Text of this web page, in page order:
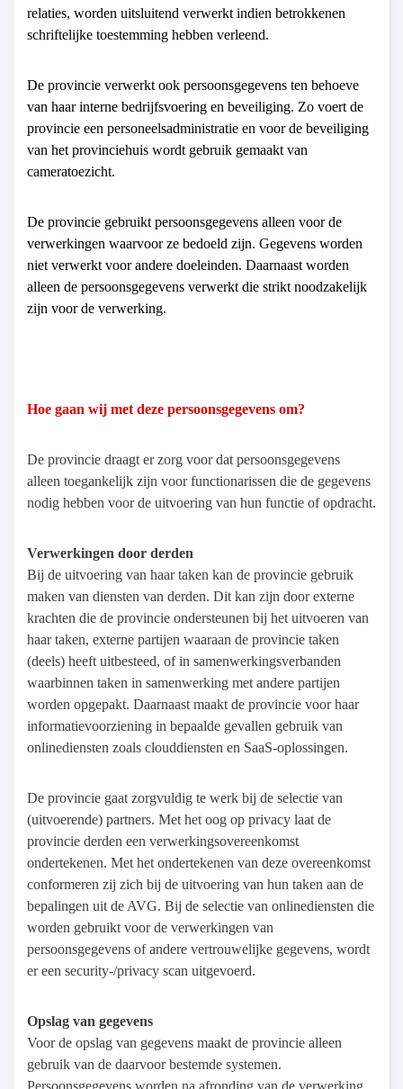
relaties, worden uitsluitend verwerkt indien betrokkenen
schriftelijke toestemming hebben verleend.
De provincie verwerkt ook persoonsgegevens ten behoeve
van haar interne bedrijfsvoering en beveiliging. Zo voert de
provincie een personeelsadministratie en voor de beveiliging
van het provinciehuis wordt gebruik gemaakt van
cameratoezicht.
De provincie gebruikt persoonsgegevens alleen voor de
verwerkingen waarvoor ze bedoeld zijn. Gegevens worden
niet verwerkt voor andere doeleinden. Daarnaast worden
alleen de persoonsgegevens verwerkt die strikt noodzakelijk
zijn voor de verwerking.
Hoe gaan wij met deze persoonsgegevens om?
De provincie draagt er zorg voor dat persoonsgegevens
alleen toegankelijk zijn voor functionarissen die de gegevens
nodig hebben voor de uitvoering van hun functie of opdracht.
Verwerkingen door derden
Bij de uitvoering van haar taken kan de provincie gebruik
maken van diensten van derden. Dit kan zijn door externe
krachten die de provincie ondersteunen bij het uitvoeren van
haar taken, externe partijen waaraan de provincie taken
(deels) heeft uitbesteed, of in samenwerkingsverbanden
waarbinnen taken in samenwerking met andere partijen
worden opgepakt. Daarnaast maakt de provincie voor haar
informatievoorziening in bepaalde gevallen gebruik van
onlinediensten zoals clouddiensten en SaaS-oplossingen.
De provincie gaat zorgvuldig te werk bij de selectie van
(uitvoerende) partners. Met het oog op privacy laat de
provincie derden een verwerkingsovereenkomst
ondertekenen. Met het ondertekenen van deze overeenkomst
conformeren zij zich bij de uitvoering van hun taken aan de
bepalingen uit de AVG. Bij de selectie van onlinediensten die
worden gebruikt voor de verwerkingen van
persoonsgegevens of andere vertrouwelijke gegevens, wordt
er een security-/privacy scan uitgevoerd.
Opslag van gegevens
Voor de opslag van gegevens maakt de provincie alleen
gebruik van de daarvoor bestemde systemen.
Persoonsgegevens worden na afronding van de verwerking